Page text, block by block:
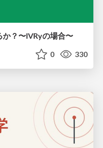
か？〜IVRyの場合〜
0 330